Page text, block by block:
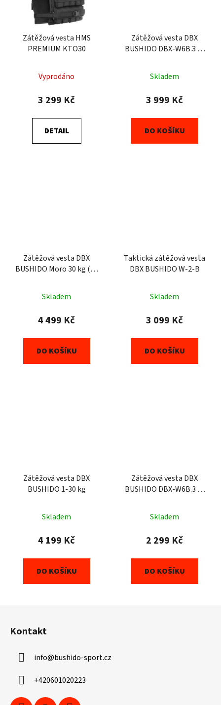
Zátěžová vesta HMS
PREMIUM KTO30
Vyprodáno
3 299 Kč
DETAIL
Zátěžová vesta DBX
BUSHIDO DBX-W6B.3 1-
Skladem
3 999 Kč
DO KOŠÍKU
Zátěžová vesta DBX
BUSHIDO Moro 30 kg (30
Skladem
4 499 Kč
DO KOŠÍKU
Taktická zátěžová vesta
DBX BUSHIDO W-2-B
Skladem
3 099 Kč
DO KOŠÍKU
Zátěžová vesta DBX
BUSHIDO 1-30 kg
Skladem
4 199 Kč
DO KOŠÍKU
Zátěžová vesta DBX
BUSHIDO DBX-W6B.3 1-
Skladem
2 299 Kč
DO KOŠÍKU
Kontakt
info@bushido-sport.cz
+420601020223